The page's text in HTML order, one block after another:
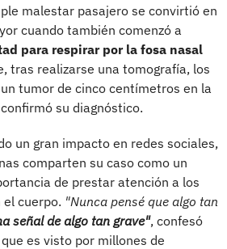
malestar pasajero se convirtió en
cuando también comenzó a
para respirar por la fosa nasal
tras realizarse una tomografía, los
tumor de cinco centímetros en la
su diagnóstico.
un gran impacto en redes sociales,
comparten su caso como un
de prestar atención a los
el cuerpo. "Nunca pensé que algo tan
señal de algo tan grave", confesó
es visto por millones de